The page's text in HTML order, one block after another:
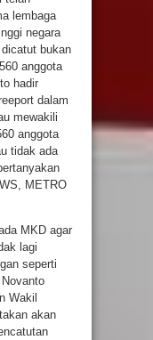
lembaga
negara
bukan
anggota
hadir
dalam
mewakili
anggota
tidak ada
METRO
MKD agar
lagi
seperti
Wakil
akan